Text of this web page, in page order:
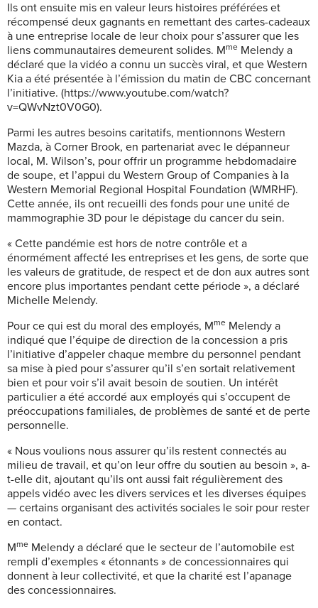
Ils ont ensuite mis en valeur leurs histoires préférées et
récompensé deux gagnants en remettant des cartes-cadeaux
à une entreprise locale de leur choix pour s’assurer que les
liens communautaires demeurent solides. Mme Melendy a
déclaré que la vidéo a connu un succès viral, et que Western
Kia a été présentée à l’émission du matin de CBC concernant
l’initiative. (https://www.youtube.com/watch?
v=QWvNzt0V0G0).
Parmi les autres besoins caritatifs, mentionnons Western
Mazda, à Corner Brook, en partenariat avec le dépanneur
local, M. Wilson’s, pour offrir un programme hebdomadaire
de soupe, et l’appui du Western Group of Companies à la
Western Memorial Regional Hospital Foundation (WMRHF).
Cette année, ils ont recueilli des fonds pour une unité de
mammographie 3D pour le dépistage du cancer du sein.
« Cette pandémie est hors de notre contrôle et a
énormément affecté les entreprises et les gens, de sorte que
les valeurs de gratitude, de respect et de don aux autres sont
encore plus importantes pendant cette période », a déclaré
Michelle Melendy.
Pour ce qui est du moral des employés, Mme Melendy a
indiqué que l’équipe de direction de la concession a pris
l’initiative d’appeler chaque membre du personnel pendant
sa mise à pied pour s’assurer qu’il s’en sortait relativement
bien et pour voir s’il avait besoin de soutien. Un intérêt
particulier a été accordé aux employés qui s’occupent de
préoccupations familiales, de problèmes de santé et de perte
personnelle.
« Nous voulions nous assurer qu’ils restent connectés au
milieu de travail, et qu’on leur offre du soutien au besoin », a-
t-elle dit, ajoutant qu’ils ont aussi fait régulièrement des
appels vidéo avec les divers services et les diverses équipes
— certains organisant des activités sociales le soir pour rester
en contact.
Mme Melendy a déclaré que le secteur de l’automobile est
rempli d’exemples « étonnants » de concessionnaires qui
donnent à leur collectivité, et que la charité est l’apanage
des concessionnaires.